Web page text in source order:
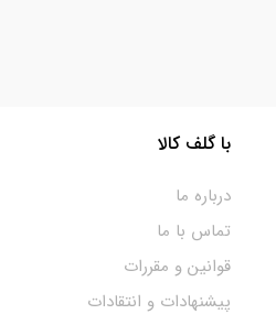
با گلف کالا
درباره ما
تماس با ما
قوانین و مقررات
پیشنهادات و انتقادات